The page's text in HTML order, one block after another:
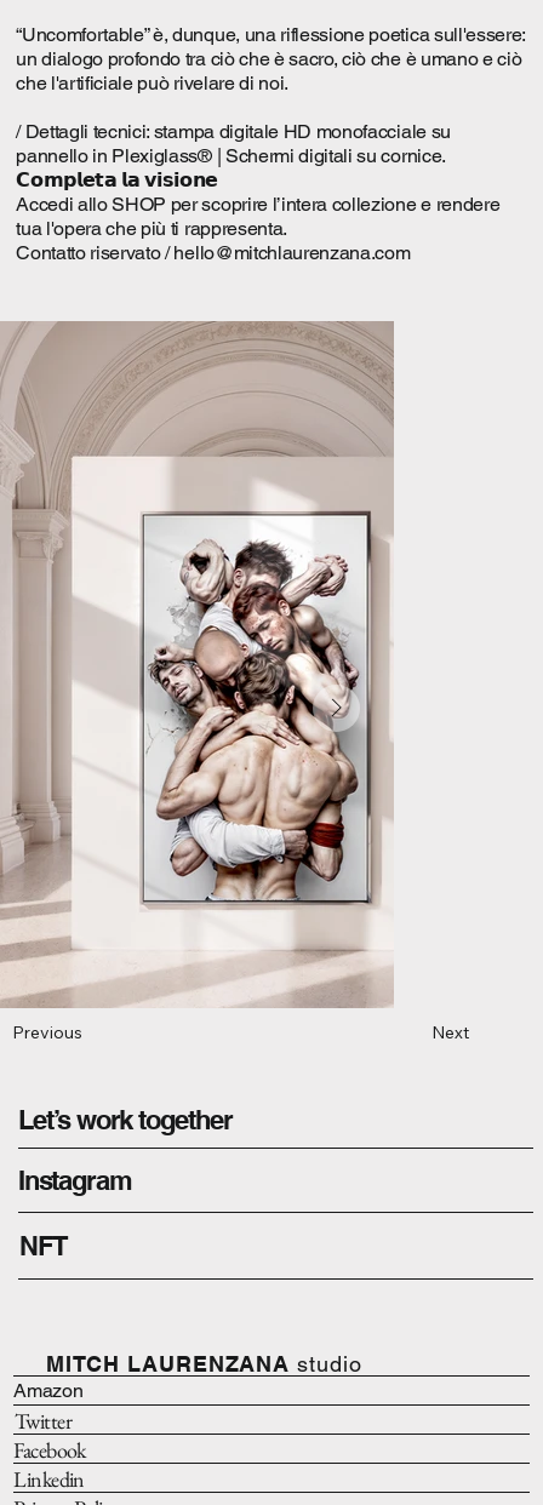
“Uncomfortable” è, dunque, una riflessione poetica sull'essere:
un dialogo profondo tra ciò che è sacro, ciò che è umano e ciò
che l'artificiale può rivelare di noi.
/ Dettagli tecnici: stampa digitale HD monofacciale su
pannello in Plexiglass® | Schermi digitali su cornice.
𝗖𝗼𝗺𝗽𝗹𝗲𝘁𝗮 𝗹𝗮 𝘃𝗶𝘀𝗶𝗼𝗻𝗲
Accedi allo SHOP per scoprire l’intera collezione e rendere
tua l'opera che più ti rappresenta.
Contatto riservato /hello@mitchlaurenzana.com
Previous Next
Let’s work together
Instagram
NFT
MITCH LAURENZANA studio
Amazon
Twitter
Facebook
Linkedin